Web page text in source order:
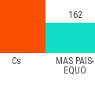
Cs
MÁS PAÍS-
EQUO
162